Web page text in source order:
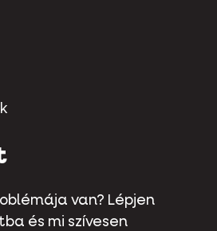
van? Lépjen
és mi szívesen